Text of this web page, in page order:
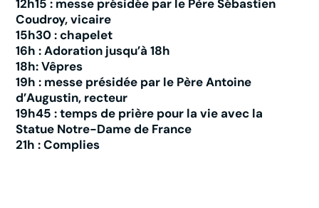
12h15 : messe présidée par le Père Sébastien
Coudroy, vicaire
15h30 : chapelet
16h : Adoration jusqu’à 18h
18h: Vêpres
19h : messe présidée par le Père Antoine
d’Augustin, recteur
19h45 : temps de prière pour la vie avec la
Statue Notre-Dame de France
21h : Complies